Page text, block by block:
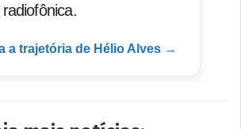
a trajetória de Hélio Alves →